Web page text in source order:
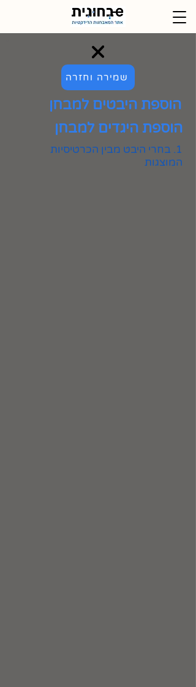
שמירה וחזרה
הוספת היבטים למבחן
הוספת היגדים למבחן
1. בחרי היבט מבין הכרטיסיות
המוצגות